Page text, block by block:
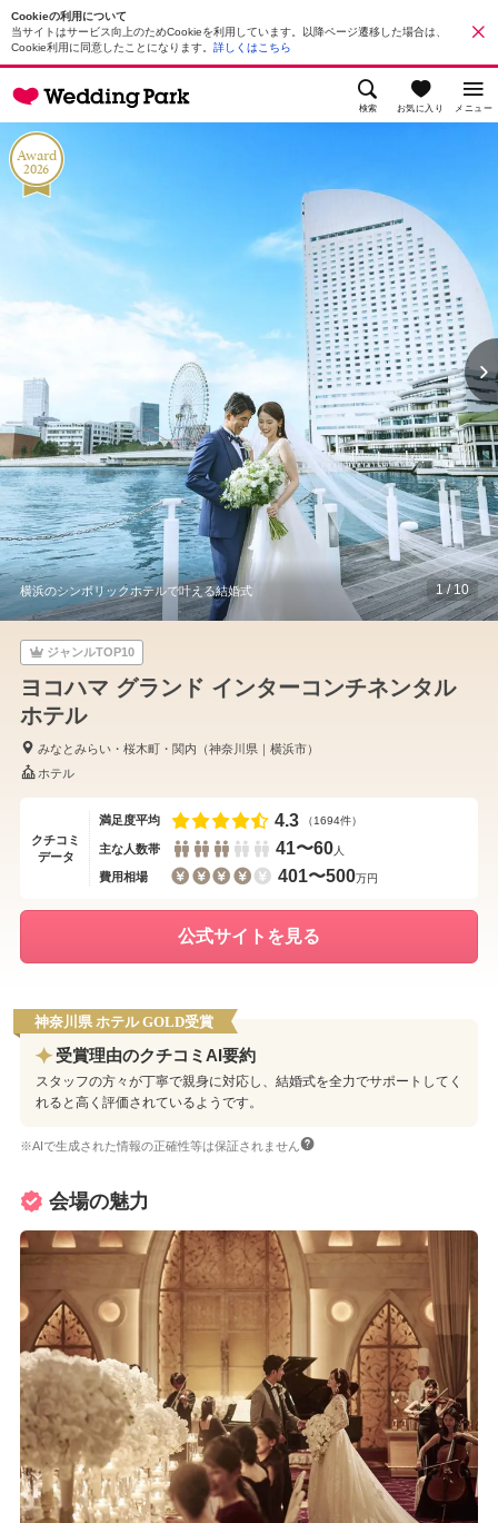
Cookieの利用について
当サイトはサービス向上のためCookieを利用しています。以降ページ遷移した場合は、
Cookie利用に同意したことになります。 詳しくはこちら
検索 お気に入り メニュー
Award
2026
横浜のシンボリックホテルで叶える結婚式 1/10
ジャンルTOP10
ヨコハマ グランド インターコンチネンタル
ホテル
みなとみらい・桜木町・関内 （神奈川県 ｜ 横浜市）
ホテル
クチコミ
データ
満足度平均 4.3 （1694件）
主な人数帯 41〜60人
費用相場 401〜500万円
公式サイトを見る
神奈川県 ホテル GOLD受賞
受賞理由のクチコミAI要約
スタッフの方々が丁寧で親身に対応し、結婚式を全力でサポートしてく
れると高く評価されているようです。
※AIで生成された情報の正確性等は保証されません
会場の魅力